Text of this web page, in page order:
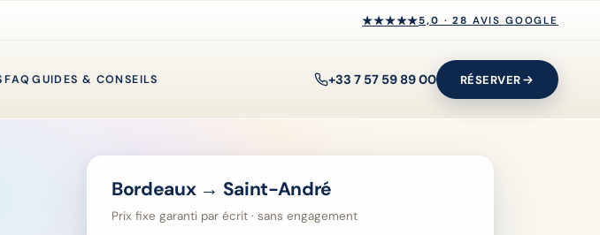
★★★★★
★★★★★5,0 ·28 AVIS GOOGLE
FAQ GUIDES & CONSEILS +33 7 57 59 89 00 RÉSERVER
Bordeaux → Saint-André
Prix fixe garanti par écrit · sans engagement